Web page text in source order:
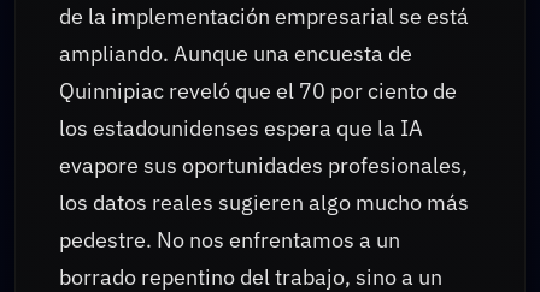
de la implementación empresarial se está
ampliando. Aunque una encuesta de
Quinnipiac reveló que el 70 por ciento de
los estadounidenses espera que la IA
evapore sus oportunidades profesionales,
los datos reales sugieren algo mucho más
pedestre. No nos enfrentamos a un
borrado repentino del trabajo, sino a un